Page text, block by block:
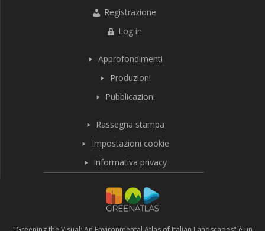
Registrazione
Log in
Approfondimenti
Produzioni
Pubblicazioni
Rassegna stampa
Impostazioni cookie
Informativa privacy